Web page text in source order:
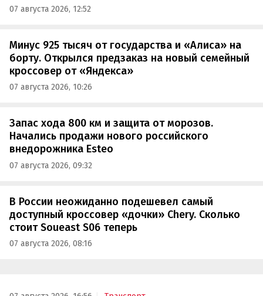
07 августа 2026, 12:52
Минус 925 тысяч от государства и «Алиса» на
борту. Открылся предзаказ на новый семейный
кроссовер от «Яндекса»
07 августа 2026, 10:26
Запас хода 800 км и защита от морозов.
Начались продажи нового российского
внедорожника Esteo
07 августа 2026, 09:32
В России неожиданно подешевел самый
доступный кроссовер «дочки» Chery. Сколько
стоит Soueast S06 теперь
07 августа 2026, 08:16